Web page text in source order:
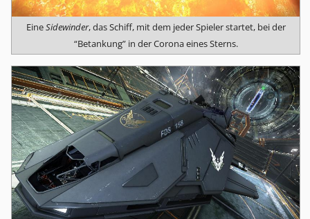
EineSidewinder, das Schiff, mit dem jeder Spieler startet, bei der
“Betankung” in der Corona eines Sterns.